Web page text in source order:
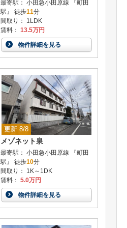
最寄駅： 小田急小田原線 『町田
駅』 徒歩11分
間取り： 1LDK
賃料： 13.5万円
物件詳細を見る
更新 8/8
メゾネット泉
最寄駅： 小田急小田原線 『町田
駅』 徒歩10分
間取り： 1K～1DK
賃料： 5.0万円
物件詳細を見る